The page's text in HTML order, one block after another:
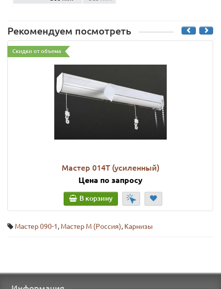
Рекомендуем посмотреть
Скидки от объема
Мастер 014Т (усиленный)
Цена по запросу
В корзину
Мастер 090-1, Мастер М (Россия), Карнизы